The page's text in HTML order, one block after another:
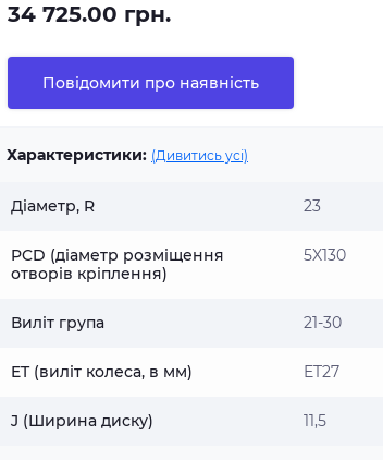
34 725.00 грн.
Повідомити про наявність
Характеристики: (Дивитись усі)
Діаметр, R 23
PCD (діаметр розміщення
отворів кріплення)
5X130
Виліт група 21-30
ET (виліт колеса, в мм) ET27
J (Ширина диску) 11,5